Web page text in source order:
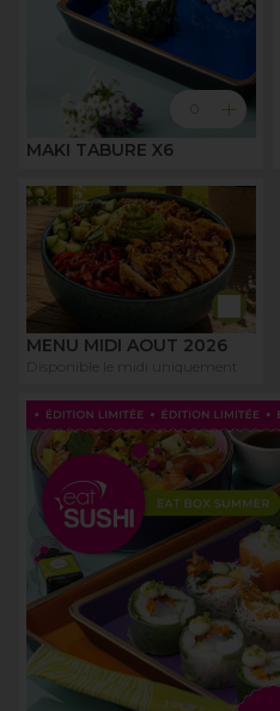
0 add
MAKI TABURE X6
MENU MIDI AOUT 2026